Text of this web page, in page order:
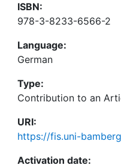
ISBN:
978-3-8233-6566-2
Language:
German
Type:
Contribution to an
URI:
https://fis.uni-
Activation date: